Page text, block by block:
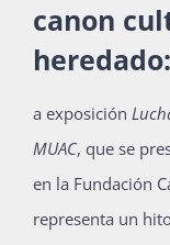
canon
a exposición
MUAC, que se
en la Fundación
representa un